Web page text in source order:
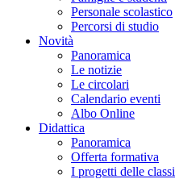
Personale scolastico
Percorsi di studio
Novità
Panoramica
Le notizie
Le circolari
Calendario eventi
Albo Online
Didattica
Panoramica
Offerta formativa
I progetti delle classi